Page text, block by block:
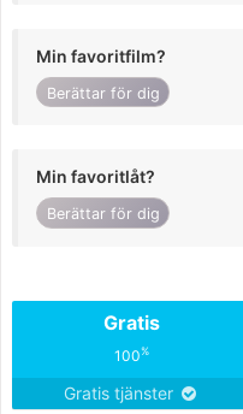
Min favoritfilm?
Berättar för dig
Min favoritlåt?
Berättar för dig
Gratis
100%
Gratis tjänster